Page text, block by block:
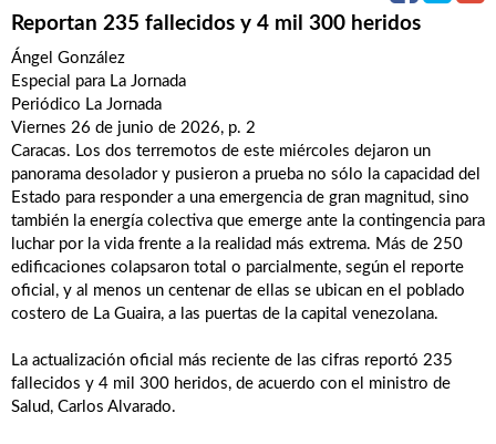
Reportan 235 fallecidos y 4 mil 300 heridos
Ángel González
Especial para La Jornada
Periódico La Jornada
Viernes 26 de junio de 2026, p. 2
Caracas. Los dos terremotos de este miércoles dejaron un
panorama desolador y pusieron a prueba no sólo la capacidad del
Estado para responder a una emergencia de gran magnitud, sino
también la energía colectiva que emerge ante la contingencia para
luchar por la vida frente a la realidad más extrema. Más de 250
edificaciones colapsaron total o parcialmente, según el reporte
oficial, y al menos un centenar de ellas se ubican en el poblado
costero de La Guaira, a las puertas de la capital venezolana.
La actualización oficial más reciente de las cifras reportó 235
fallecidos y 4 mil 300 heridos, de acuerdo con el ministro de
Salud, Carlos Alvarado.